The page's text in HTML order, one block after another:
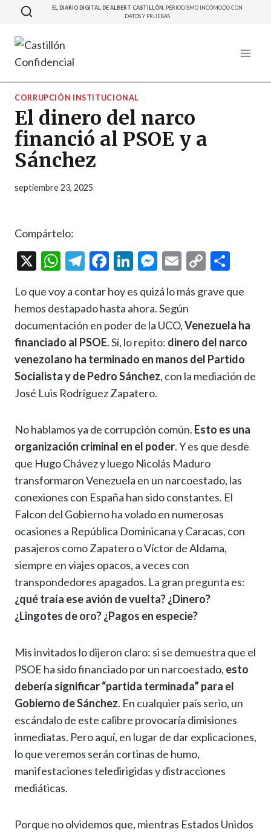
Saltar
contenido
EL DIARIO DIGITAL DE ALBERT CASTILLÓN. PERIODISMO INCÓMODO CON
DATOS Y PRUEBAS
CORRUPCIÓN INSTITUCIONAL
El dinero del narco
financió al PSOE y a
Sánchez
septiembre 23, 2025
Compártelo:
X
W
at
s
A
p
p
T
e
gr
a
m
F
e
b
o
o
k
Li
ke
dI
n
M
se
n
g
er
E
ai
l
C
p
y
Li
n
k
m
p
ar
ti
r
Lo que voy a contar hoy es quizá lo más grave que
hemos destapado hasta ahora. Según
documentación en poder de la UCO,Venezuela ha
financiado al PSOE. Sí, lo repito: dinero del narco
venezolano ha terminado en manos del Partido
Socialista y de Pedro Sánchez, con la mediación de
José Luis Rodríguez Zapatero.
No hablamos ya de corrupción común. Esto es una
organización criminal en el poder. Y es que desde
que Hugo Chávez y luego Nicolás Maduro
transformaron Venezuela en un narcoestado, las
conexiones con España han sido constantes. El
Falcon del Gobierno ha volado en numerosas
ocasiones a República Dominicana y Caracas, con
pasajeros como Zapatero o Víctor de Aldama,
siempre en viajes opacos, a veces con
transpondedores apagados. La gran pregunta es:
¿qué traía ese avión de vuelta? ¿Dinero?
¿Lingotes de oro? ¿Pagos en especie?
Mis invitados lo dijeron claro: si se demuestra que el
PSOE ha sido financiado por un narcoestado, esto
debería significar “partida terminada” para el
Gobierno de Sánchez. En cualquier país serio, un
escándalo de este calibre provocaría dimisiones
inmediatas. Pero aquí, en lugar de dar explicaciones,
lo que veremos serán cortinas de humo,
manifestaciones teledirigidas y distracciones
mediáticas.
Porque no olvidemos que, mientras Estados Unidos